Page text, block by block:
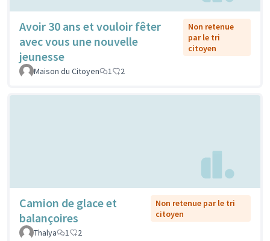
Avoir 30 ans et vouloir fêter
avec vous une nouvelle
jeunesse
Non retenue
par le tri
citoyen
Maison du Citoyen 1 2
Camion de glace et
balançoires
Non retenue par le tri
citoyen
Thalya
1 2